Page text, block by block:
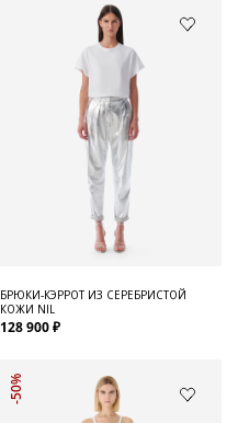
БРЮКИ-КЭРРОТ ИЗ СЕРЕБРИСТОЙ
КОЖИ NIL
128 900 ₽
-50%